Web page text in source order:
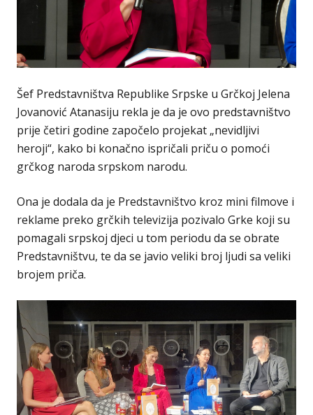
Šef Predstavništva Republike Srpske u Grčkoj Jelena
Jovanović Atanasiju rekla je da je ovo predstavništvo
prije četiri godine započelo projekat „nevidljivi
heroji“, kako bi konačno ispričali priču o pomoći
grčkog naroda srpskom narodu.
Ona je dodala da je Predstavništvo kroz mini filmove i
reklame preko grčkih televizija pozivalo Grke koji su
pomagali srpskoj djeci u tom periodu da se obrate
Predstavništvu, te da se javio veliki broj ljudi sa veliki
brojem priča.